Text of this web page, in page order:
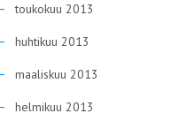
toukokuu 2013
huhtikuu 2013
maaliskuu 2013
helmikuu 2013